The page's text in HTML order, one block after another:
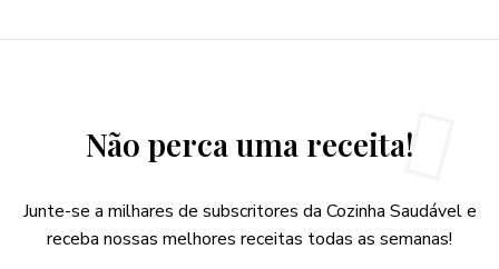
Não perca uma receita!
Junte-se a milhares de subscritores da Cozinha Saudável e
receba nossas melhores receitas todas as semanas!